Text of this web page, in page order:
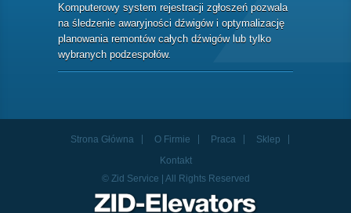
Komputerowy system rejestracji zgłoszeń pozwala
na śledzenie awaryjności dźwigów i optymalizację
planowania remontów całych dźwigów lub tylko
wybranych podzespołów.
Strona Główna O Firmie Praca
Sklep
Kontakt
© Zid Service | All Rights Reserved